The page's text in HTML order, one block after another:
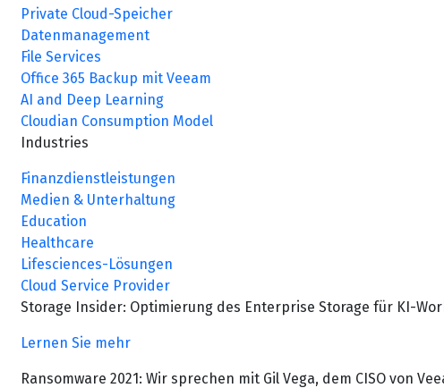
Private Cloud-Speicher
Datenmanagement
File Services
Office 365 Backup mit Veeam
AI and Deep Learning
Cloudian Consumption Model
Industries
Finanzdienstleistungen
Medien & Unterhaltung
Education
Healthcare
Lifesciences-Lösungen
Cloud Service Provider
Storage Insider: Optimierung des Enterprise Storage für KI-
Lernen Sie mehr
Ransomware 2021: Wir sprechen mit Gil Vega, dem CISO von